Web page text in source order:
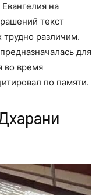
на
текст
трудно различим.
для
во время
по памяти.